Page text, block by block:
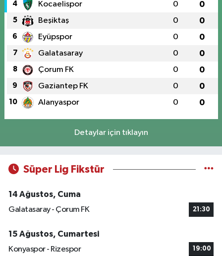
4 Kocaelispor 0 0
5 Beşiktaş 0 0
6 Eyüpspor 0 0
7 Galatasaray 0 0
8 Çorum FK 0 0
9 Gaziantep FK 0 0
10 Alanyaspor 0 0
Detaylar için tıklayın
Süper Lig Fikstür
14 Ağustos, Cuma
Galatasaray - Çorum FK
21:30
15 Ağustos, Cumartesi
Konyaspor - Rizespor
19:00